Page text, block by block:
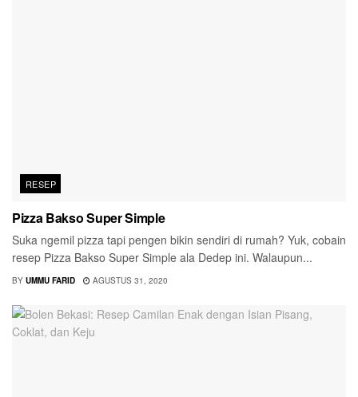
RESEP
Pizza Bakso Super Simple
Suka ngemil pizza tapi pengen bikin sendiri di rumah? Yuk, cobain
resep Pizza Bakso Super Simple ala Dedep ini. Walaupun...
BY UMMU FARID AGUSTUS 31, 2020